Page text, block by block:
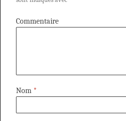
Commentaire
Nom *